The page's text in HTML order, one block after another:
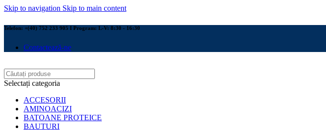
Skip to navigation Skip to main content
Telefon: +(40) 752 233 905 I Program: L-V: 8:30 - 16:30
Contactează-ne
Selectați categoria
ACCESORII
AMINOACIZI
BATOANE PROTEICE
BAUTURI